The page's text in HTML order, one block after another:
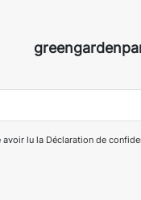
avoir lu la Déclaration de